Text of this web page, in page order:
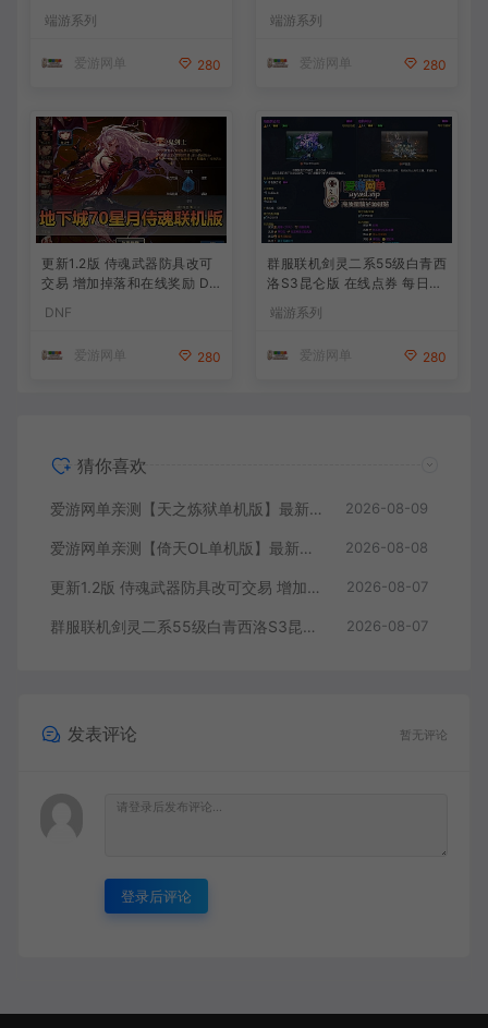
发道具 视频安装教学 虚拟机
端游系列
爱游网单 280
发物品装备 虚拟机一键端 视
端游系列
爱游网单 280
更新1.2版 侍魂武器防具改可
交易 增加掉落和在线奖励 DN
丰富异次元技能装备词条 护
能徽章 史诗装备特效徽章 技
DNF
爱游网单 280
群服联机剑灵二系55级白青西
洛S3昆仑版 在线点券 每日礼
包 复古玩法
端游系列
爱游网单 280
猜你喜欢
爱游网单亲测【天之炼狱单机版】最新整理怀旧无双炼狱端 带GM工具注册 GM权限命令发道具 视频安装教学 虚拟机一键端 2026-08-09
爱游网单亲测【倚天OL单机版】最新整理龙驹完善版 怀旧武侠网游单机 带GM工具可发物品装备 虚拟机一键端 视频安装教学 2026-08-08
更新1.2版 侍魂武器防具改可交易 增加掉落和在线奖励 DNF70星月侍魂联机版 新版技能 丰富异次元技能装备词条 护石 辟邪玉 皮肤外观 BUFF技能徽章 史诗装备特效徽章 技能宝珠等 在线点 装备靠爆 2026-08-07
群服联机剑灵二系55级白青西洛S3昆仑版 在线点券 每日礼包 复古玩法 2026-08-07
发表评论 暂无评论
登录后评论